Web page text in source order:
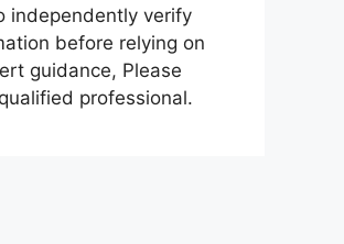
independently verify
before relying on
guidance, Please
professional.